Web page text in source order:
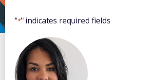
"*" indicates required fields